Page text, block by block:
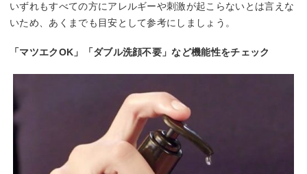
いずれもすべての方にアレルギーや刺激が起こらないとは言えな
いため、あくまでも目安として参考にしましょう。
「マツエクOK」「ダブル洗顔不要」など機能性をチェック